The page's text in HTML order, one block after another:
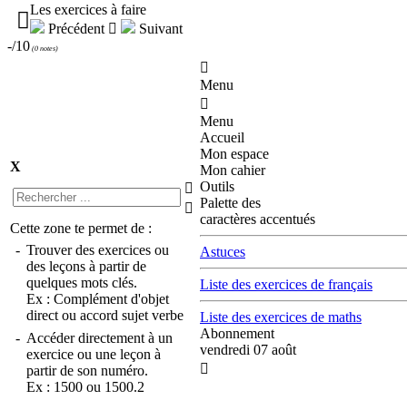
Les exercices à faire
Précédent 
Suivant
-/10 (0 notes)
X


Cette zone te permet de :
- Trouver des exercices ou
des leçons à partir de
quelques mots clés.
Ex : Complément d'objet
direct ou accord sujet verbe
- Accéder directement à un
exercice ou une leçon à
partir de son numéro.
Ex : 1500 ou 1500.2

Menu

Menu
Accueil
Mon espace
Mon cahier
Outils
Palette des
caractères accentués
Astuces
Liste des exercices de français
Liste des exercices de maths
Abonnement
vendredi 07 août
